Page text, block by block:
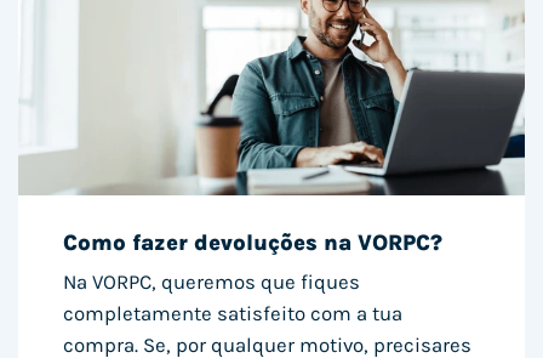
Como fazer devoluções na VORPC?
Na VORPC, queremos que fiques
completamente satisfeito com a tua
compra. Se, por qualquer motivo, precisares